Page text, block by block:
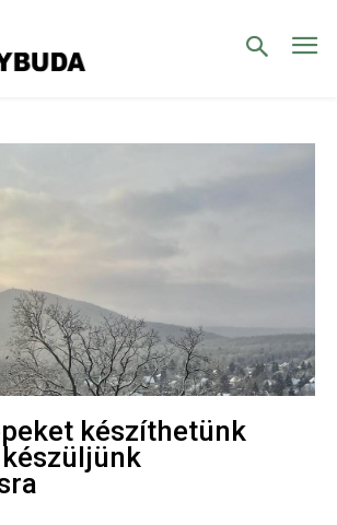
készíthetünk